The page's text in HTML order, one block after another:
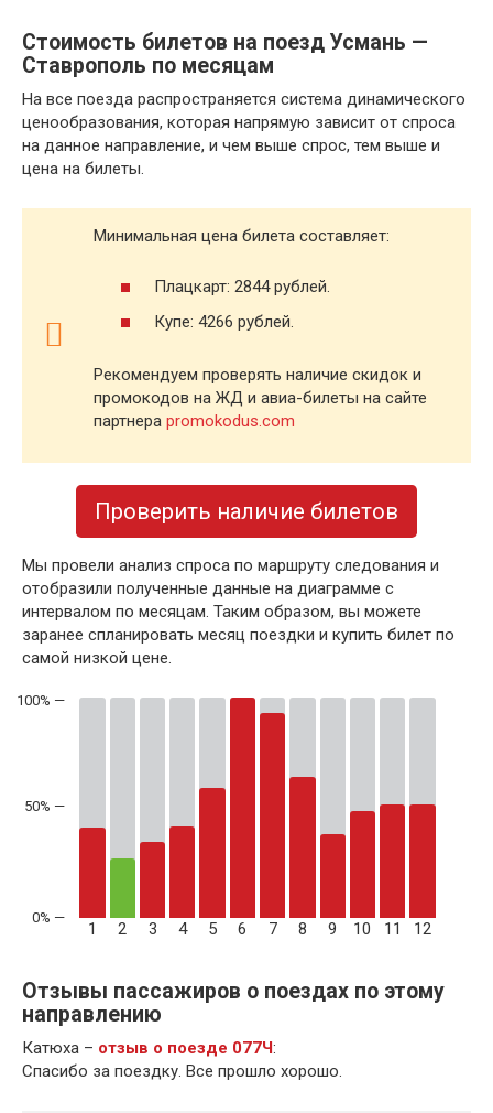
Стоимость билетов на поезд Усмань —
Ставрополь по месяцам
На все поезда распространяется система динамического
ценообразования, которая напрямую зависит от спроса
на данное направление, и чем выше спрос, тем выше и
цена на билеты.
Минимальная цена билета составляет:
Плацкарт: 2844 рублей.
Купе: 4266 рублей.
Рекомендуем проверять наличие скидок и
промокодов на ЖД и авиа-билеты на сайте
партнера promokodus.com
Проверить наличие билетов
Мы провели анализ спроса по маршруту следования и
отобразили полученные данные на диаграмме с
интервалом по месяцам. Таким образом, вы можете
заранее спланировать месяц поездки и купить билет по
самой низкой цене.
50% —
1 2 3 4 5 6 7 8 9 10 11 12
Отзывы пассажиров о поездах по этому
направлению
Катюха – отзыв о поезде 077Ч:
Спасибо за поездку. Все прошло хорошо.